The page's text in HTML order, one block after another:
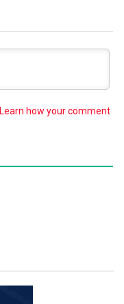
Learn how your comment